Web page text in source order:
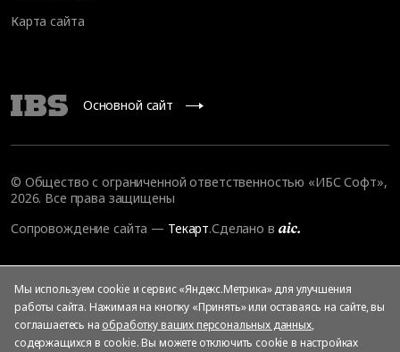
Карта сайта
Основной сайт
© Общество с ограниченной ответственностью «ИБС Софт»,
2026. Все права защищены
Сопровождение сайта — Текарт.Сделано в
Мы используем cookie и сервис «Яндекс.Метрика» для улучшения
работы сайта. Нажимая на кнопку «Принять» или оставаясь на сайте, вы
соглашаетесь на обработку ваших персональных данных,
содержащихся в cookie. Вы можете отключить cookie в настройках